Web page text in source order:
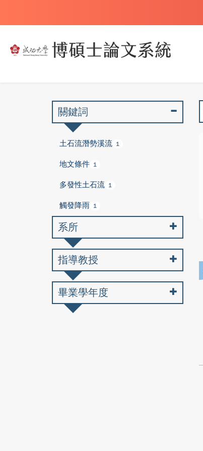
關鍵詞
土石流潛勢溪流 1
地文條件 1
多發性土石流 1
觸發降雨 1
系所
指導教授
畢業學年度